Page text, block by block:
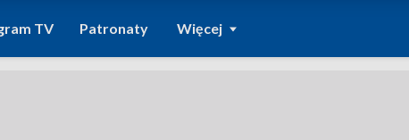
TV Patronaty Więcej